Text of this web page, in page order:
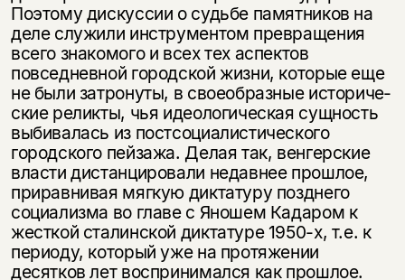
Поэтому дискуссии о судьбе памятников на
деле служили ин­струментом превращения
всего знакомого и всех тех аспектов
повседневной городской жизни, которые еще
не были затронуты, в своеобразные историче­
ские реликты, чья идеологическая сущность
выбивалась из постсоциалистического
городского пейзажа. Делая так, венгерские
власти дистанцировали недавнее прошлое,
приравнивая мягкую диктатуру позднего
социализма во главе с Яношем Кадаром к
жесткой сталинской диктатуре 1950-х, т.е. к
пе­риоду, который уже на протяжении
десятков лет воспринимался как прошлое.
подписаться
да
нет, вернуться назад